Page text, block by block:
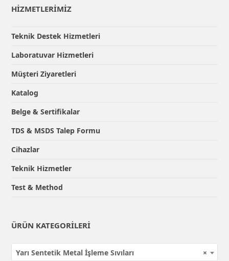
HİZMETLERİMİZ
Teknik Destek Hizmetleri
Laboratuvar Hizmetleri
Müşteri Ziyaretleri
Katalog
Belge & Sertifikalar
TDS & MSDS Talep Formu
Cihazlar
Teknik Hizmetler
Test & Method
ÜRÜN KATEGORILERI
×
Yarı Sentetik Metal İşleme Sıvıları